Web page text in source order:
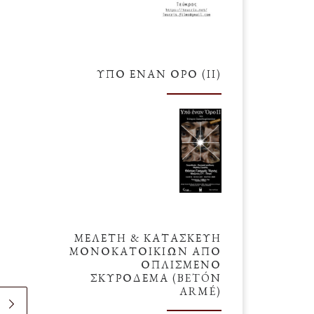
ΥΠΌ ΈΝΑΝ ΌΡΟ (ΙΙ)
ΜΕΛΕΤΗ & ΚΑΤΑΣΚΕΥΗ
ΜΟΝΟΚΑΤΟΙΚΙΩΝ ΑΠΟ
ΟΠΛΙΣΜΕΝΟ
ΣΚΥΡΟΔΕΜΑ (BETÓN
ARMÉ)